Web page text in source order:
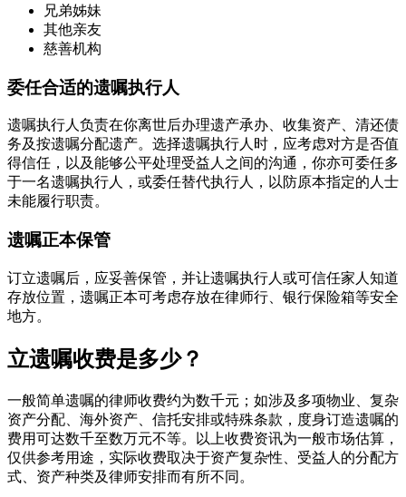
兄弟姊妹
其他亲友
慈善机构
委任合适的遗嘱执行人
遗嘱执行人负责在你离世后办理遗产承办、收集资产、清还债
务及按遗嘱分配遗产。选择遗嘱执行人时，应考虑对方是否值
得信任，以及能够公平处理受益人之间的沟通，你亦可委任多
于一名遗嘱执行人，或委任替代执行人，以防原本指定的人士
未能履行职责。
遗嘱正本保管
订立遗嘱后，应妥善保管，并让遗嘱执行人或可信任家人知道
存放位置，遗嘱正本可考虑存放在律师行、银行保险箱等安全
地方。
立遗嘱收费是多少？
一般简单遗嘱的律师收费约为数千元；如涉及多项物业、复杂
资产分配、海外资产、信托安排或特殊条款，度身订造遗嘱的
费用可达数千至数万元不等。以上收费资讯为一般市场估算，
仅供参考用途，实际收费取决于资产复杂性、受益人的分配方
式、资产种类及律师安排而有所不同。